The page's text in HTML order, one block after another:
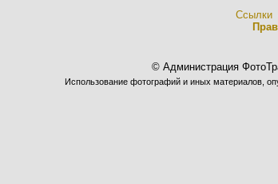
Ссылки
© Администрация
Использование фотографий и иных материалов,